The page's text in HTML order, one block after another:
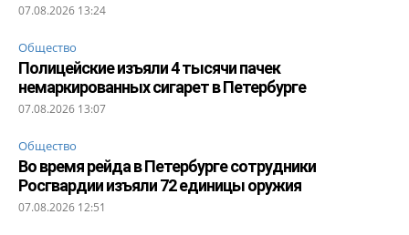
07.08.2026 13:24
Общество
Полицейские изъяли 4 тысячи пачек
немаркированных сигарет в Петербурге
07.08.2026 13:07
Общество
Во время рейда в Петербурге сотрудники
Росгвардии изъяли 72 единицы оружия
07.08.2026 12:51